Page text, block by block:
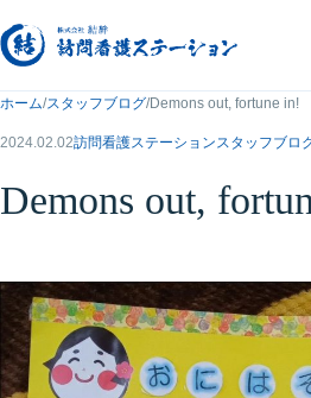
ホーム/スタッフブログ/Demons out, fortune in!
2024.02.02訪問看護ステーションスタッフブロ
Demons out,